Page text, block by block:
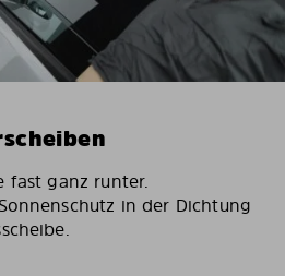
fast ganz runter.
in der Dichtung